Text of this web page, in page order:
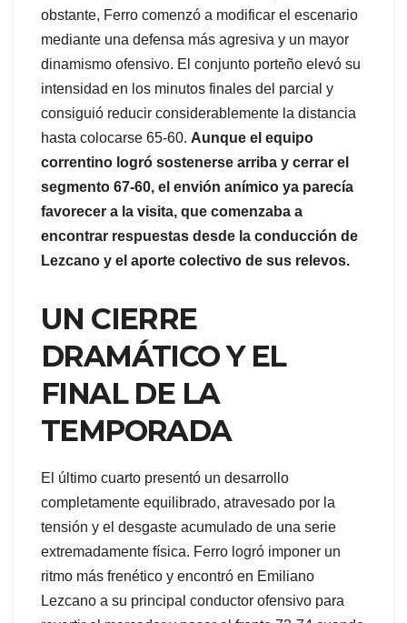
obstante, Ferro comenzó a modificar el escenario
mediante una defensa más agresiva y un mayor
dinamismo ofensivo. El conjunto porteño elevó su
intensidad en los minutos finales del parcial y
consiguió reducir considerablemente la distancia
hasta colocarse 65-60. Aunque el equipo
correntino logró sostenerse arriba y cerrar el
segmento 67-60, el envión anímico ya parecía
favorecer a la visita, que comenzaba a
encontrar respuestas desde la conducción de
Lezcano y el aporte colectivo de sus relevos.
UN CIERRE
DRAMÁTICO Y EL
FINAL DE LA
TEMPORADA
El último cuarto presentó un desarrollo
completamente equilibrado, atravesado por la
tensión y el desgaste acumulado de una serie
extremadamente física. Ferro logró imponer un
ritmo más frenético y encontró en Emiliano
Lezcano a su principal conductor ofensivo para